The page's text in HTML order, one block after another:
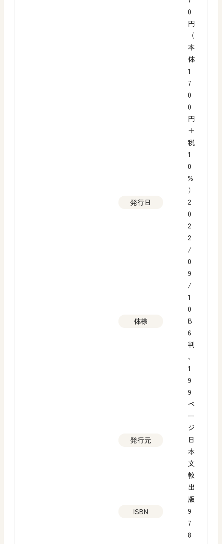
0
円
（
本
体
1
7
0
0
円
＋
税
1
0
%
）
発行日
2
0
2
2
/
0
9
/
1
0
体様
B
6
判
、
1
9
9
ペ
ー
ジ
発行元
日
本
文
教
出
版
ISBN
9
7
8